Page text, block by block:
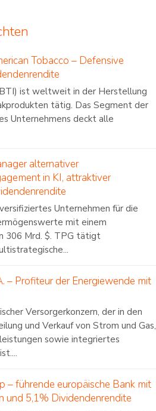
Tobacco – Defensive
ist weltweit in der Herstellung
tätig. Das Segment der
Unternehmens deckt alle
alternativer
in KI, attraktiver
Unternehmen für die
mit einem
306 Mrd. $. TPG tätigt
– Profiteur der Energiewende mit
Versorgerkonzern, der in den
und Verkauf von Strom und Gas,
sowie integriertes
– führende europäische Bank mit
und 5,1% Dividendenrendite